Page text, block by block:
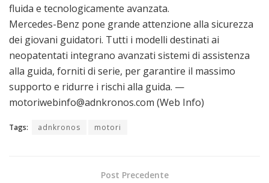
fluida e tecnologicamente avanzata.
Mercedes-Benz pone grande attenzione alla sicurezza
dei giovani guidatori. Tutti i modelli destinati ai
neopatentati integrano avanzati sistemi di assistenza
alla guida, forniti di serie, per garantire il massimo
supporto e ridurre i rischi alla guida. —
motoriwebinfo@adnkronos.com (Web Info)
Tags: adnkronos motori
Post Precedente